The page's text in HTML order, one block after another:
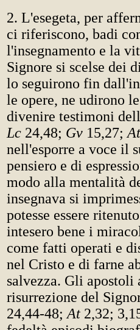
2. L'esegeta, per
ci riferiscono, badi
l'insegnamento e la
Signore si scelse dei
lo seguirono fin
le opere, ne udirono
divenire testimoni
Lc 24,48; Gv 15,27; At
nell'esporre a voce il
pensiero e di
modo alla mentalità
insegnava si
potesse essere
intesero bene i
come fatti operati e
nel Cristo e di farne
salvezza. Gli apostoli
risurrezione del
24,44-48; At 2,32;